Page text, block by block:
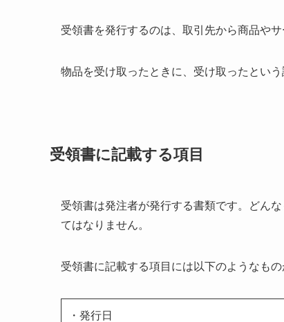
受領書を発行するのは、取引先から商品や
物品を受け取ったときに、受け取ったとい
受領書に記載する項目
受領書は発注者が発行する書類です。どん
てはなりません。
受領書に記載する項目には以下のようなもの
・発行日